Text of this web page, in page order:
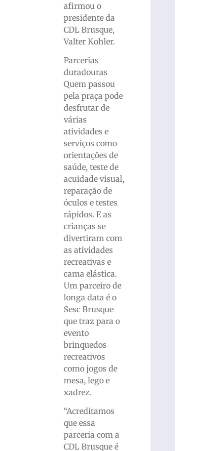
afirmou o
presidente da
CDL Brusque,
Valter Kohler.
Parcerias
duradouras
Quem passou
pela praça pode
desfrutar de
várias
atividades e
serviços como
orientações de
saúde, teste de
acuidade visual,
reparação de
óculos e testes
rápidos. E as
crianças se
divertiram com
as atividades
recreativas e
cama elástica.
Um parceiro de
longa data é o
Sesc Brusque
que traz para o
evento
brinquedos
recreativos
como jogos de
mesa, lego e
xadrez.
“Acreditamos
que essa
parceria com a
CDL Brusque é